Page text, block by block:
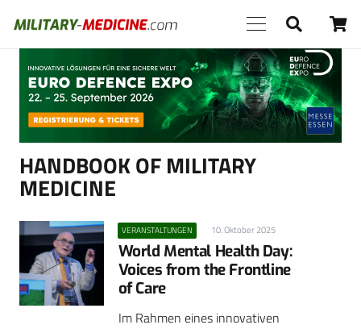
Anzeige
HANDBOOK OF MILITARY
MEDICINE
VERANSTALTUNGEN 10. Oktober 2025
World Mental Health Day:
Voices from the Frontline
of Care
Im Rahmen eines innovativen